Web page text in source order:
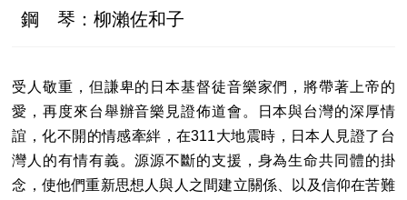
鋼 琴：柳瀨佐和子
受人敬重，但謙卑的日本基督徒音樂家們，將帶著上帝的
愛，再度來台舉辦音樂見證佈道會。日本與台灣的深厚情
誼，化不開的情感牽絆，在311大地震時，日本人見證了台
灣人的有情有義。源源不斷的支援，身為生命共同體的掛
念，使他們重新思想人與人之間建立關係、以及信仰在苦難